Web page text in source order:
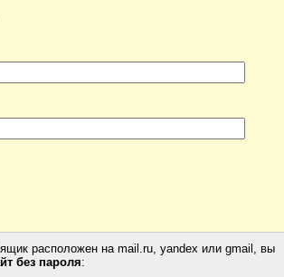
расположен на mail.ru, yandex или gmail, вы
без пароля: